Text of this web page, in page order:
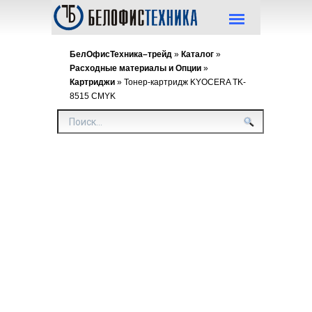
БелОфисТехника–трейд » Каталог »
Расходные материалы и Опции »
Картриджи » Тонер-картридж KYOCERA TK-
8515 CMYK